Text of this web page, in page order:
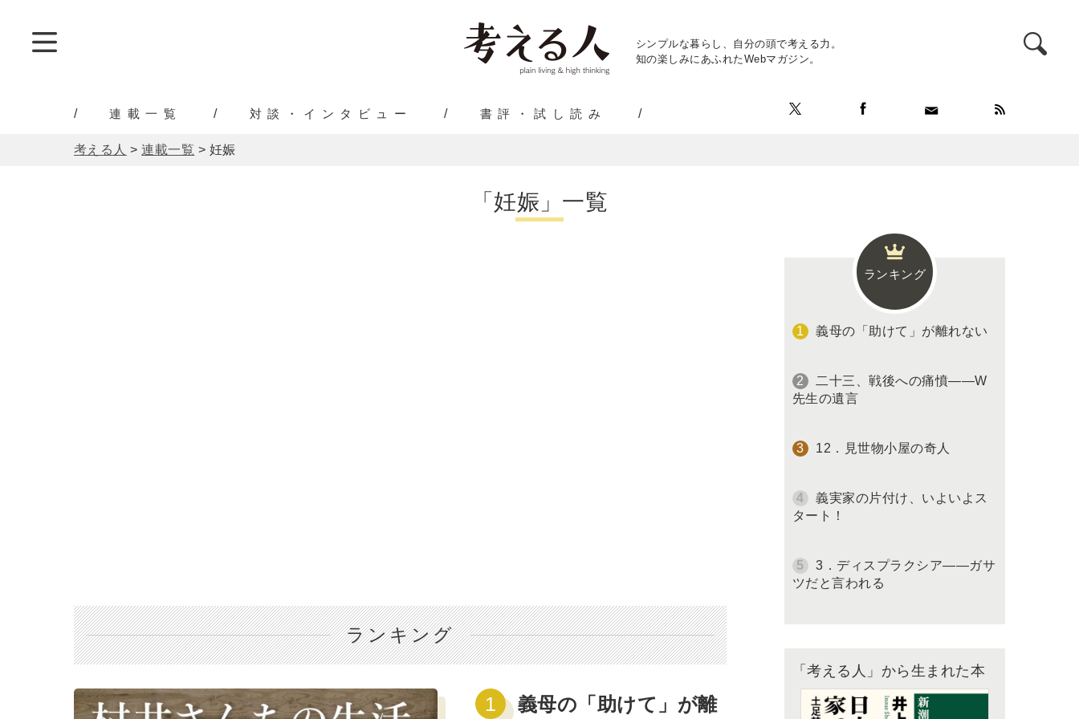
シンプルな暮らし、自分の頭で考える力。
知の楽しみにあふれたWebマガジン。
連載一覧 対談・インタビュー 書評・試し読み
考える人 >連載一覧 > 妊娠
「妊娠」一覧
ランキング
義母の「助けて」が離
ランキング
義母の「助けて」が離れない
二十三、戦後への痛憤――W
先生の遺言
12．見世物小屋の奇人
義実家の片付け、いよいよス
タート！
3．ディスプラクシア――ガサ
ツだと言われる
「考える人」から生まれた本